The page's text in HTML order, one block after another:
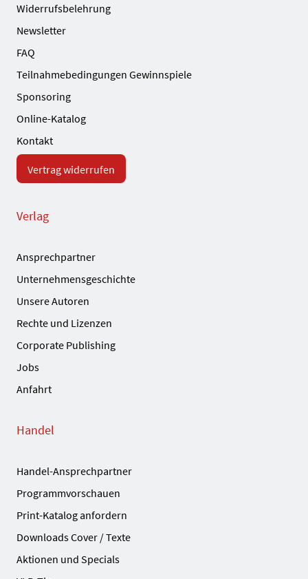
Widerrufsbelehrung
Newsletter
FAQ
Teilnahmebedingungen Gewinnspiele
Sponsoring
Online-Katalog
Kontakt
Vertrag widerrufen
Verlag
Ansprechpartner
Unternehmensgeschichte
Unsere Autoren
Rechte und Lizenzen
Corporate Publishing
Jobs
Anfahrt
Handel
Handel-Ansprechpartner
Programmvorschauen
Print-Katalog anfordern
Downloads Cover / Texte
Aktionen und Specials